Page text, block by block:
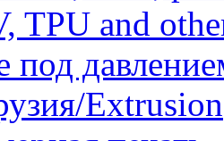
TPU and
Extrusion